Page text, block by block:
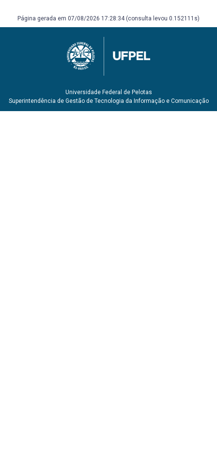
Página gerada em 07/08/2026 17:28:34 (consulta levou 0.152111s)
Universidade Federal de Pelotas
Superintendência de Gestão de Tecnologia da Informação e Comunicação